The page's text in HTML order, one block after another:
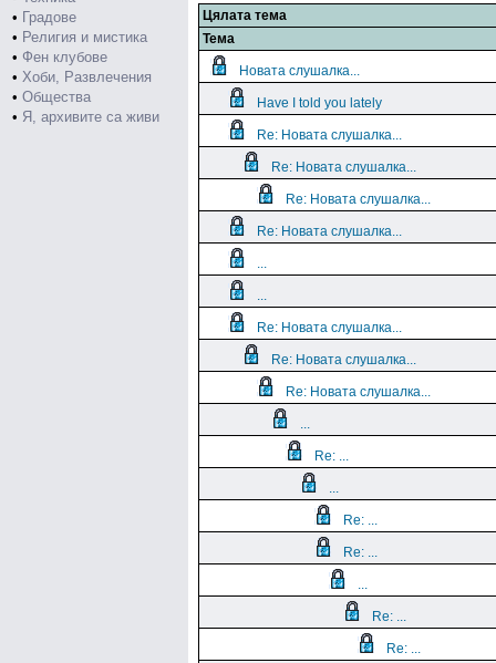
• Градове
• Религия и мистика
• Фен клубове
• Хоби, Развлечения
• Общества
• Я, архивите са живи
Цялата тема
Тема
Новата слушалка...
Have I told you lately
Re: Новата слушалка...
Re: Новата слушалка...
Re: Новата слушалка...
Re: Новата слушалка...
...
...
Re: Новата слушалка...
Re: Новата слушалка...
Re: Новата слушалка...
...
Re: ...
...
Re: ...
Re: ...
...
Re: ...
Re: ...